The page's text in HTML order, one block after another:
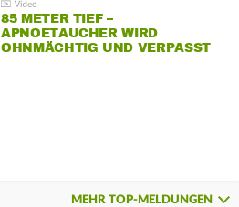
85 METER TIEF –
APNOETAUCHER WIRD
OHNMÄCHTIG UND VERPASST
MEHR TOP-MELDUNGEN